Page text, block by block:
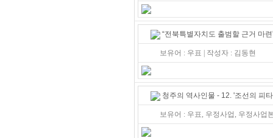
“전북특별자치도 출범할 근거 마
보유어 : 우표 | 작성자 : 김동현
청주의 역사인물 - 12. '조선의 피
보유어 : 우표, 우정사업, 우정사업